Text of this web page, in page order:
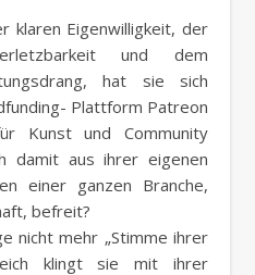
klaren Eigenwilligkeit, der
und dem
hat sie sich
Plattform Patreon
Kunst und Community
damit aus ihrer eigenen
einer ganzen Branche,
befreit?
nicht mehr „Stimme ihrer
klingt sie mit ihrer